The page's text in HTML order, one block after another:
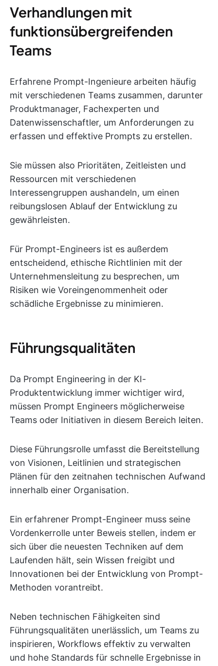
Verhandlungen mit
funktionsübergreifenden
Teams
Erfahrene Prompt-Ingenieure arbeiten häufig
mit verschiedenen Teams zusammen, darunter
Produktmanager, Fachexperten und
Datenwissenschaftler, um Anforderungen zu
erfassen und effektive Prompts zu erstellen.
Sie müssen also Prioritäten, Zeitleisten und
Ressourcen mit verschiedenen
Interessengruppen aushandeln, um einen
reibungslosen Ablauf der Entwicklung zu
gewährleisten.
Für Prompt-Engineers ist es außerdem
entscheidend, ethische Richtlinien mit der
Unternehmensleitung zu besprechen, um
Risiken wie Voreingenommenheit oder
schädliche Ergebnisse zu minimieren.
Führungsqualitäten
Da Prompt Engineering in der KI-
Produktentwicklung immer wichtiger wird,
müssen Prompt Engineers möglicherweise
Teams oder Initiativen in diesem Bereich leiten.
Diese Führungsrolle umfasst die Bereitstellung
von Visionen, Leitlinien und strategischen
Plänen für den zeitnahen technischen Aufwand
innerhalb einer Organisation.
Ein erfahrener Prompt-Engineer muss seine
Vordenkerrolle unter Beweis stellen, indem er
sich über die neuesten Techniken auf dem
Laufenden hält, sein Wissen freigibt und
Innovationen bei der Entwicklung von Prompt-
Methoden vorantreibt.
Neben technischen Fähigkeiten sind
Führungsqualitäten unerlässlich, um Teams zu
inspirieren, Workflows effektiv zu verwalten
und hohe Standards für schnelle Ergebnisse in